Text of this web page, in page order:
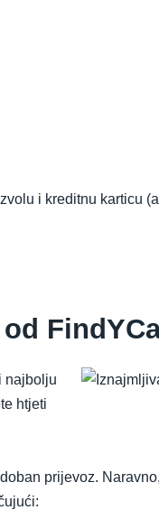
i kreditnu karticu
najbolju
htjeti
prijevoz.